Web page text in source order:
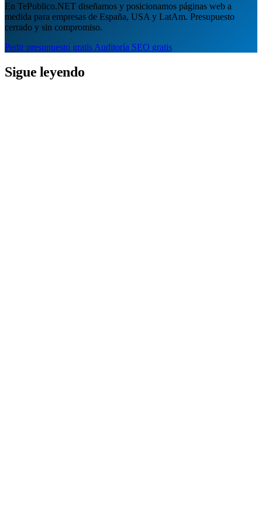
En TePublico.NET diseñamos y posicionamos páginas web a
medida para empresas de España, USA y LatAm. Presupuesto
cerrado y sin compromiso.
Pedir presupuesto gratis Auditoría SEO gratis
Sigue leyendo